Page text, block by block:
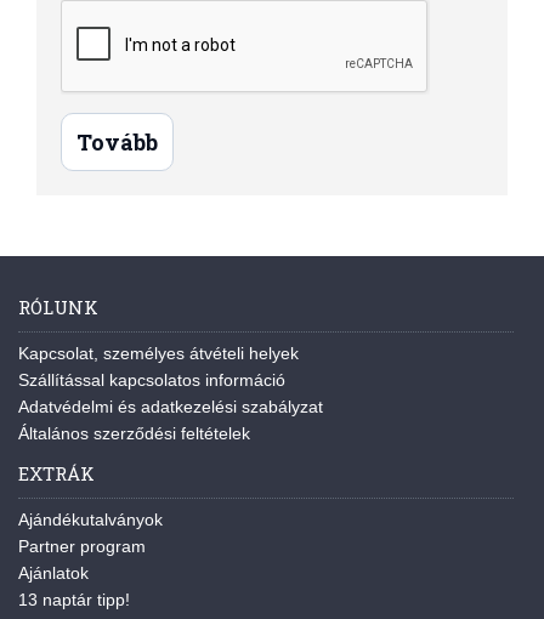
Tovább
RÓLUNK
Kapcsolat, személyes átvételi helyek
Szállítással kapcsolatos információ
Adatvédelmi és adatkezelési szabályzat
Általános szerződési feltételek
EXTRÁK
Ajándékutalványok
Partner program
Ajánlatok
13 naptár tipp!